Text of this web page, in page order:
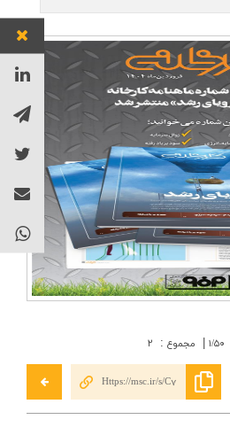
سهامداران
ارتباط با ما
۱/۵۰ مجموع : ۲
Https://msc.ir/s/C7